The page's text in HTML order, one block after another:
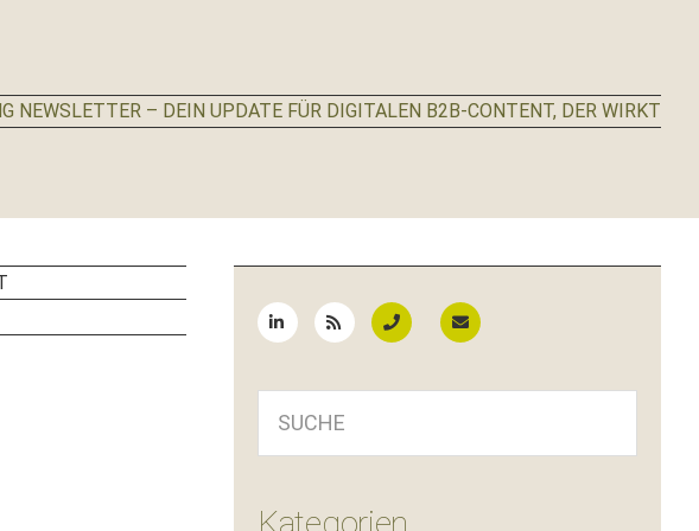
NEWSLETTER – DEIN UPDATE FÜR DIGITALEN B2B-CONTENT, DER WIRKT